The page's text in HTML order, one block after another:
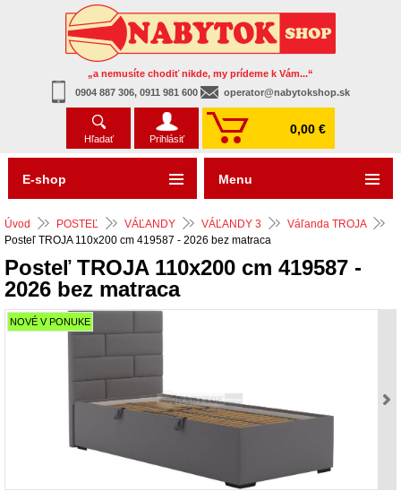
„a nemusíte chodiť nikde, my prídeme k Vám...“
0904 887 306, 0911 981 600
operator@nabytokshop.sk
Hľadať Prihlásiť
0,00 €
Úvod POSTEĽ VÁĽANDY VÁĽANDY 3
Váľanda TROJA
Posteľ TROJA 110x200 cm 419587 - 2026 bez matraca
Posteľ TROJA 110x200 cm 419587 -
2026 bez matraca
NOVÉ V PONUKE
E-shop Menu